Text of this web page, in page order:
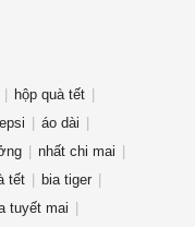
hộp quà tết
áo dài
nhất chi mai
tết
bia tiger
tuyết mai